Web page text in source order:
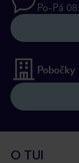
Po-Pá
Pobočky
O TUI